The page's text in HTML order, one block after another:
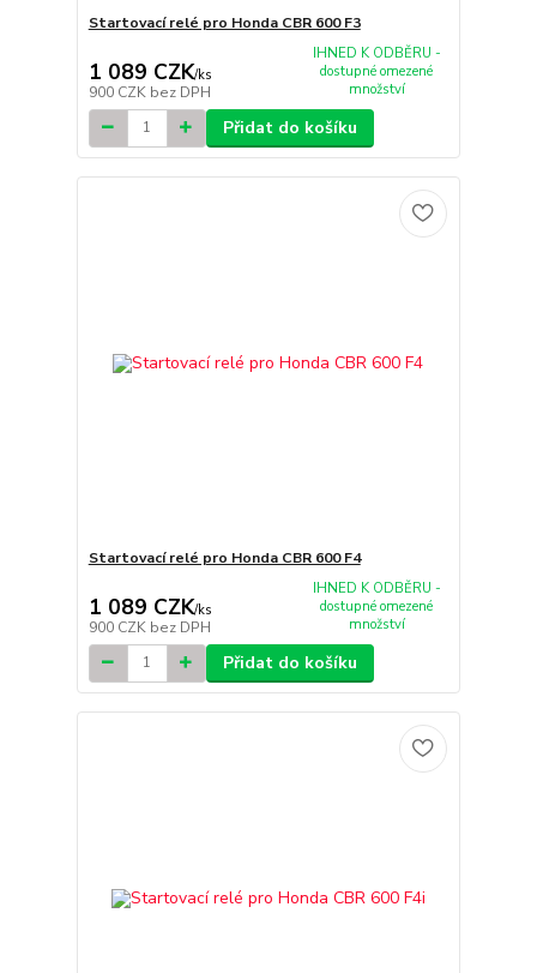
Startovací relé pro Honda CBR 600 F3
1 089 CZK/ks
900 CZK bez DPH
IHNED K ODBĚRU -
dostupné omezené
množství
Přidat do košíku
Startovací relé pro Honda CBR 600 F4
1 089 CZK/ks
900 CZK bez DPH
IHNED K ODBĚRU -
dostupné omezené
množství
Přidat do košíku